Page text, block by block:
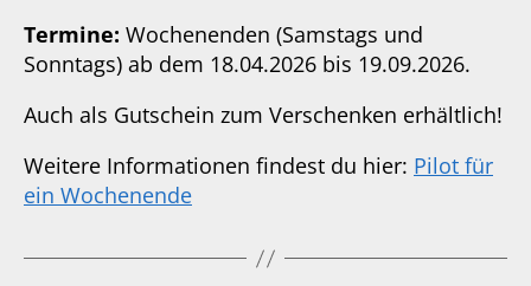
Termine: Wochenenden (Samstags und
Sonntags) ab dem 18.04.2026 bis 19.09.2026.
Auch als Gutschein zum Verschenken erhältlich!
Weitere Informationen findest du hier: Pilot für
ein Wochenende